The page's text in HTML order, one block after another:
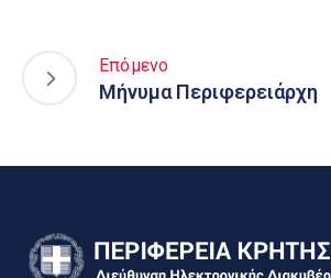
Επόμενο
Μήνυμα Περιφερειάρχη